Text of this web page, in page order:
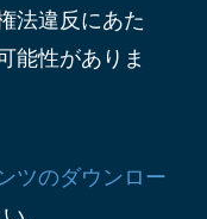
法違反にあた
能性がありま
ツのダウンロー